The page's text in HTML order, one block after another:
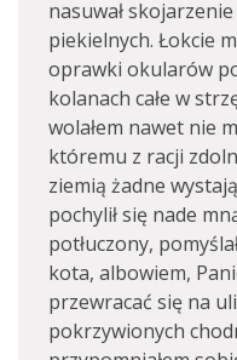
nasuwał
piekielnych. Łokcie
oprawki okularów
kolanach całe w
wolałem nawet nie
któremu z racji
ziemią żadne
pochylił się nade
potłuczony,
kota, albowiem,
przewracać się na
pokrzywionych